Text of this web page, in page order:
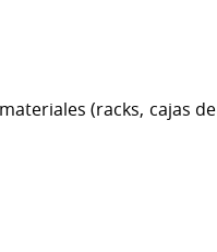
(racks, cajas de